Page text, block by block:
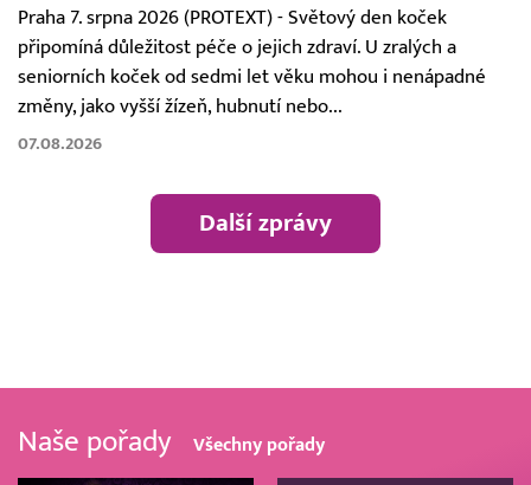
Praha 7. srpna 2026 (PROTEXT) - Světový den koček
připomíná důležitost péče o jejich zdraví. U zralých a
seniorních koček od sedmi let věku mohou i nenápadné
změny, jako vyšší žízeň, hubnutí nebo...
07.08.2026
Další zprávy
Naše pořady Všechny pořady